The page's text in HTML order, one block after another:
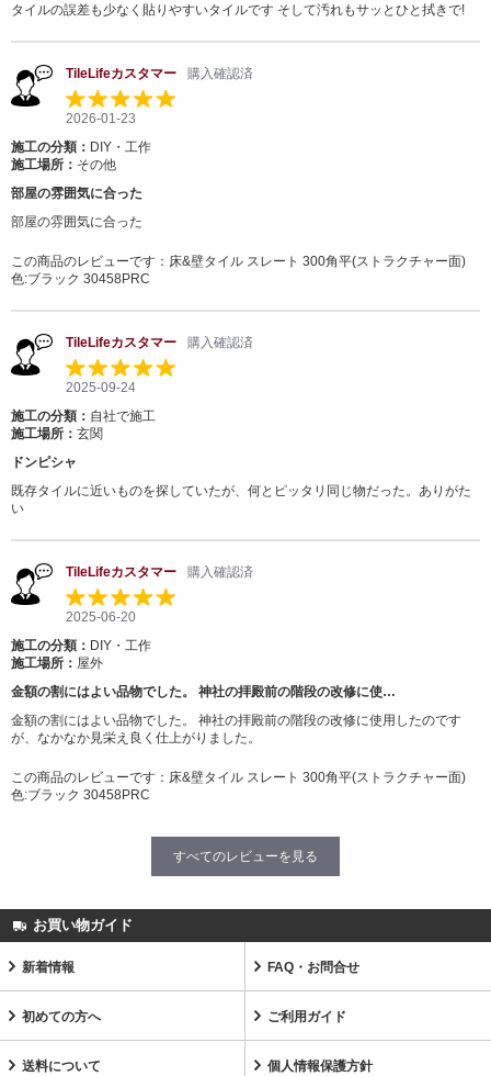
タイルの誤差も少なく貼りやすいタイルです そして汚れもサッとひと拭きで!
TileLifeカスタマー 購入確認済
2026-01-23
施工の分類： DIY・工作
施工場所： その他
部屋の雰囲気に合った
部屋の雰囲気に合った
この商品のレビューです： 床&壁タイル スレート 300角平(ストラクチャー面)
色:ブラック 30458PRC
TileLifeカスタマー 購入確認済
2025-09-24
施工の分類： 自社で施工
施工場所： 玄関
ドンピシャ
既存タイルに近いものを探していたが、何とピッタリ同じ物だった。ありがた
い
TileLifeカスタマー 購入確認済
2025-06-20
施工の分類： DIY・工作
施工場所： 屋外
金額の割にはよい品物でした。 神社の拝殿前の階段の改修に使…
金額の割にはよい品物でした。 神社の拝殿前の階段の改修に使用したのです
が、なかなか見栄え良く仕上がりました。
この商品のレビューです： 床&壁タイル スレート 300角平(ストラクチャー面)
色:ブラック 30458PRC
すべてのレビューを見る
お買い物ガイド
新着情報 FAQ・お問合せ
初めての方へ ご利用ガイド
送料について 個人情報保護方針